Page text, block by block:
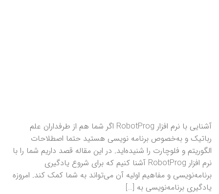
آشنایی با نرم‌ افزار RobotProg اگر شما هم از طرفداران علم
رباتیک و به‌خصوص برنامه‌ نویسی هستید حتما اصطلاحات
الگوریتم و فلوچارت را شنیده‌اید. در این مقاله قصد داریم شما را با
نرم‌ افزار RobotProg آشنا کنیم که برای شروع یادگیری
برنامه‌نویسی و مفاهیم اولیه آن می‌تواند به شما کمک کند. امروزه
یادگیری برنامه‌نویسی به […]